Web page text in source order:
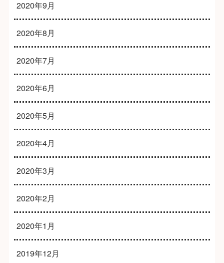
2020年9月
2020年8月
2020年7月
2020年6月
2020年5月
2020年4月
2020年3月
2020年2月
2020年1月
2019年12月